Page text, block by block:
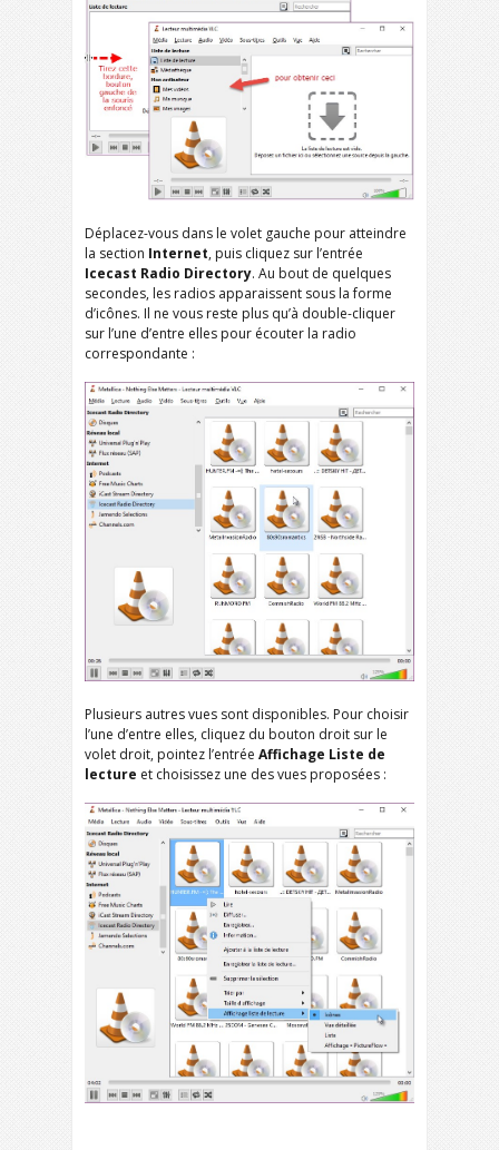
Déplacez-vous dans le volet gauche pour atteindre
la section Internet, puis cliquez sur l’entrée
Icecast Radio Directory. Au bout de quelques
secondes, les radios apparaissent sous la forme
d’icônes. Il ne vous reste plus qu’à double-cliquer
sur l’une d’entre elles pour écouter la radio
correspondante :
Plusieurs autres vues sont disponibles. Pour choisir
l’une d’entre elles, cliquez du bouton droit sur le
volet droit, pointez l’entrée Affichage Liste de
lecture et choisissez une des vues proposées :